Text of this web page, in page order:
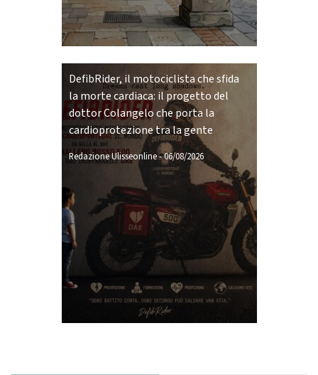
DefibRider, il motociclista che sfida
la morte cardiaca: il progetto del
dottor Colangelo che porta la
cardioprotezione tra la gente
Redazione Ulisseonline-06/08/2026